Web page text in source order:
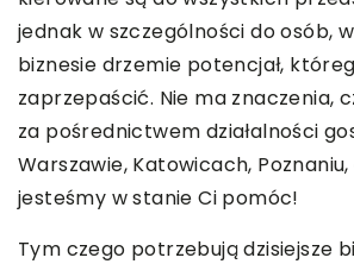
jednak w szczególności do osób,
biznesie drzemie potencjał,
zaprzepaścić. Nie ma znaczenia,
za pośrednictwem działalności
Warszawie, Katowicach, Poznaniu,
jesteśmy w stanie Ci pomóc!
Tym czego potrzebują dzisiejsze